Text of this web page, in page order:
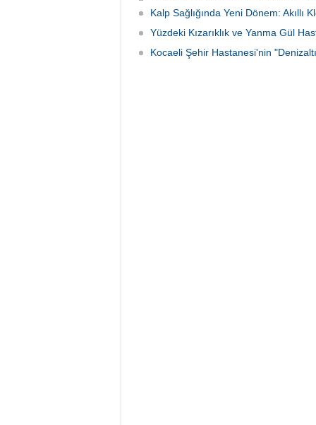
İniyor
Kalp Sağlığında Yeni Dönem:
Yüzdeki Kızarıklık ve Yanma Gül
Kocaeli Şehir Hastanesi'nin